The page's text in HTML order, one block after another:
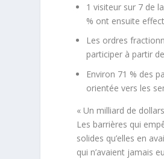
1 visiteur sur 7 de
% ont ensuite
Les ordres
participer à partir
Environ 71 % des
orientée vers les
« Un milliard de
Les barrières qui
solides qu’elles en
qui n’avaient jamais